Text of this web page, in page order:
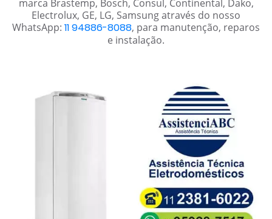
marca Brastemp, Bosch, Consul, Continental, Dako,
Electrolux, GE, LG, Samsung através do nosso
WhatsApp: 11 94886-8088, para manutenção, reparos
e instalação.